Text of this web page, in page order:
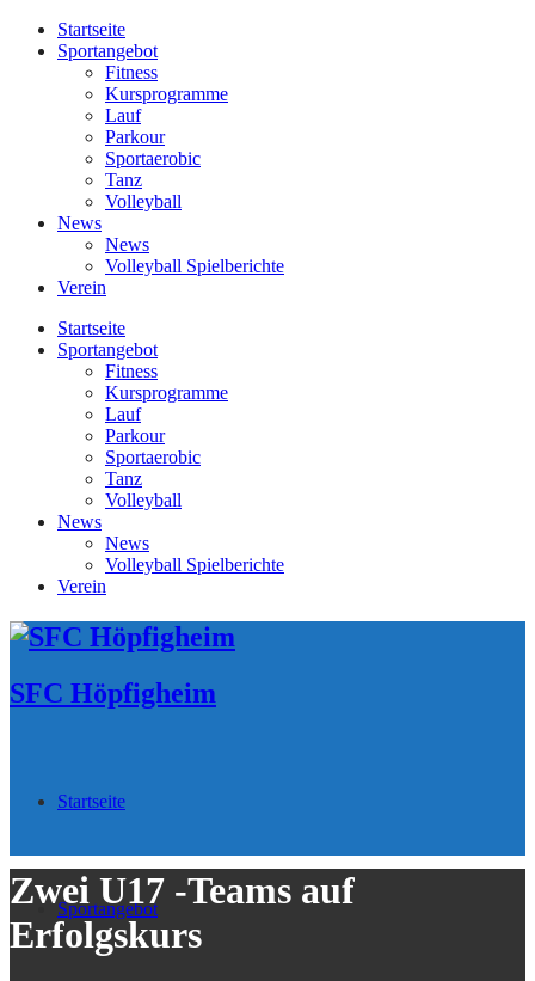
Startseite
Sportangebot
Fitness
Kursprogramme
Lauf
Parkour
Sportaerobic
Tanz
Volleyball
News
News
Volleyball Spielberichte
Verein
Startseite
Sportangebot
Fitness
Kursprogramme
Lauf
Parkour
Sportaerobic
Tanz
Volleyball
News
News
Volleyball Spielberichte
Verein
SFC Höpfigheim
Startseite
Sportangebot
Zwei U17 -Teams auf
Erfolgskurs